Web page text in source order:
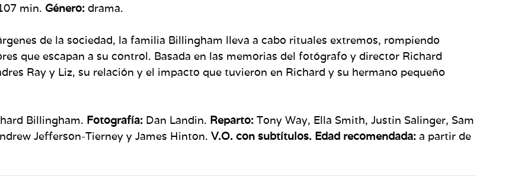
min. Género: drama.
de la sociedad, la familia Billingham lleva a cabo rituales extremos, rompiendo
que escapan a su control. Basada en las memorias del fotógrafo y director Richard
Ray y Liz, su relación y el impacto que tuvieron en Richard y su hermano pequeño
Billingham. Fotografía: Dan Landin. Reparto: Tony Way, Ella Smith, Justin Salinger, Sam
Jefferson-Tierney y James Hinton. V.O. con subtítulos. Edad recomendada: a partir de